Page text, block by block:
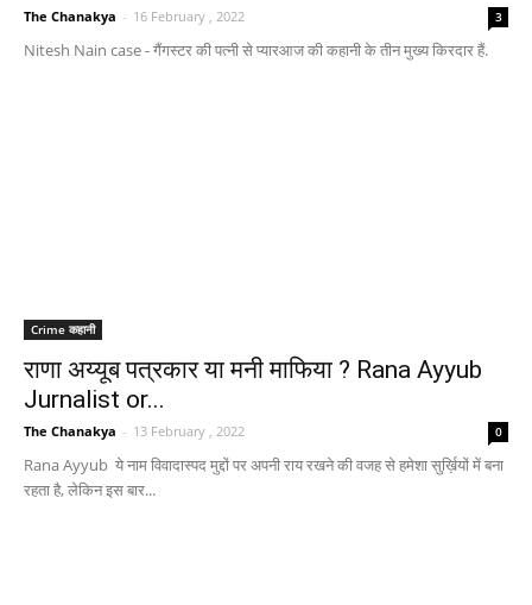
The Chanakya - 16 February , 2022 3
Nitesh Nain case - गैंगस्टर की पत्नी से प्यारआज की कहानी के तीन मुख्य किरदार हैं.
Crime कहानी
राणा अय्यूब पत्रकार या मनी माफिया ? Rana Ayyub
Jurnalist or...
The Chanakya - 13 February , 2022 0
Rana Ayyub ये नाम विवादास्पद मुद्दों पर अपनी राय रखने की वजह से हमेशा सुर्ख़ियों में बना
रहता है, लेकिन इस बार...